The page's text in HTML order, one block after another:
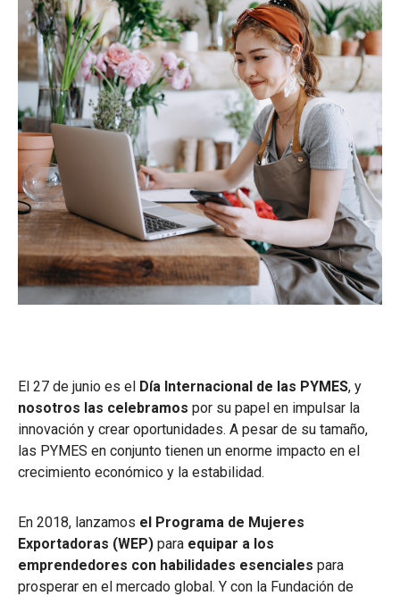
El 27 de junio es el Día Internacional de las PYMES, y
nosotros las celebramos por su papel en impulsar la
innovación y crear oportunidades. A pesar de su tamaño,
las PYMES en conjunto tienen un enorme impacto en el
crecimiento económico y la estabilidad.
En 2018, lanzamos el Programa de Mujeres
Exportadoras (WEP) para equipar a los
emprendedores con habilidades esenciales para
prosperar en el mercado global. Y con la Fundación de